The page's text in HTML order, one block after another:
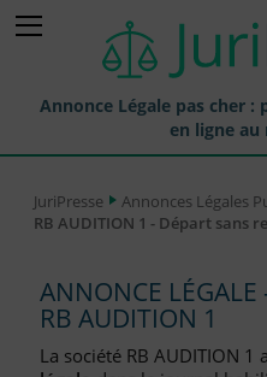
Annonce Légale pas cher :
en ligne
Annonces Légales Publiées
Journaux Habilités (JAL)
Départements pour la
JuriPresse
Annonces Légales
RB AUDITION 1 - Départ sans
ANNONCE LÉGALE
RB AUDITION 1
La société RB AUDITION 1